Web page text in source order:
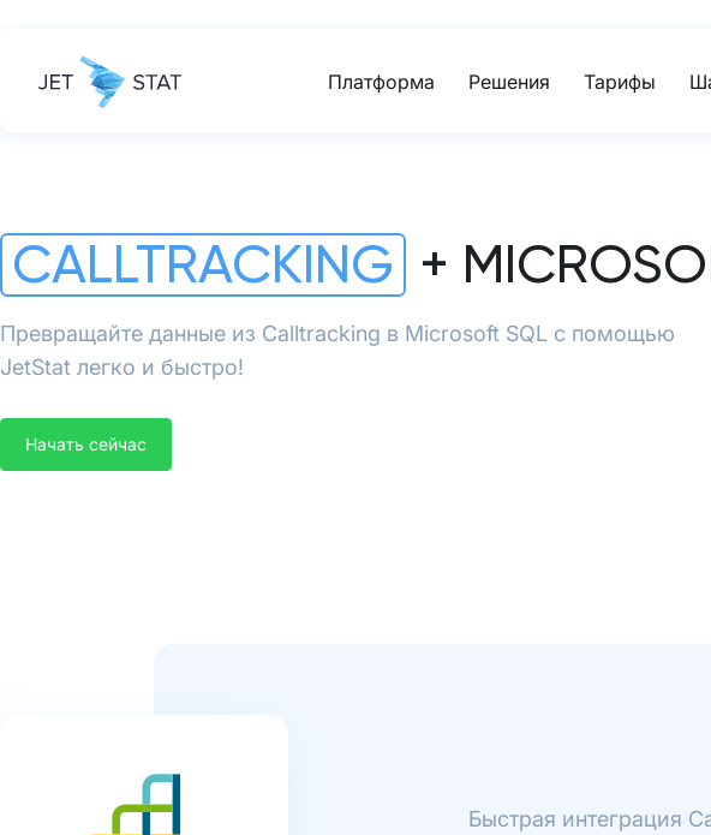
Платформа Решения Тарифы
CALLTRACKING +
Превращайте данные из Calltracking в Microsoft SQL с помощью
JetStat легко и быстро!
Начать сейчас
Быстрая интеграция